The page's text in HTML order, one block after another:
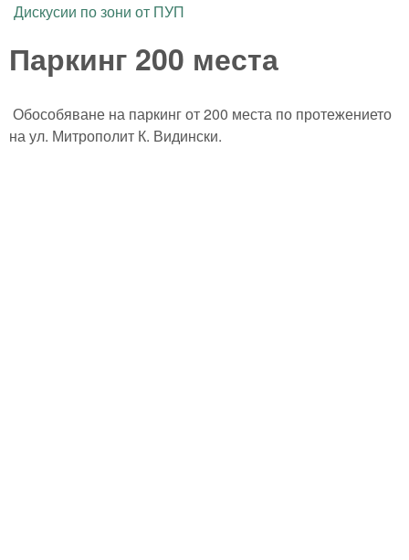
You are here
Дискусии по зони от ПУП
Паркинг 200 места
Обособяване на паркинг от 200 места по протежението
на ул. Митрополит К. Видински.